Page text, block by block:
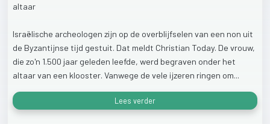
altaar
Israëlische archeologen zijn op de overblijfselen van een non uit
de Byzantijnse tijd gestuit. Dat meldt Christian Today. De vrouw,
die zo'n 1.500 jaar geleden leefde, werd begraven onder het
altaarvan een klooster. Vanwege de vele ijzeren ringen om...
Lees verder